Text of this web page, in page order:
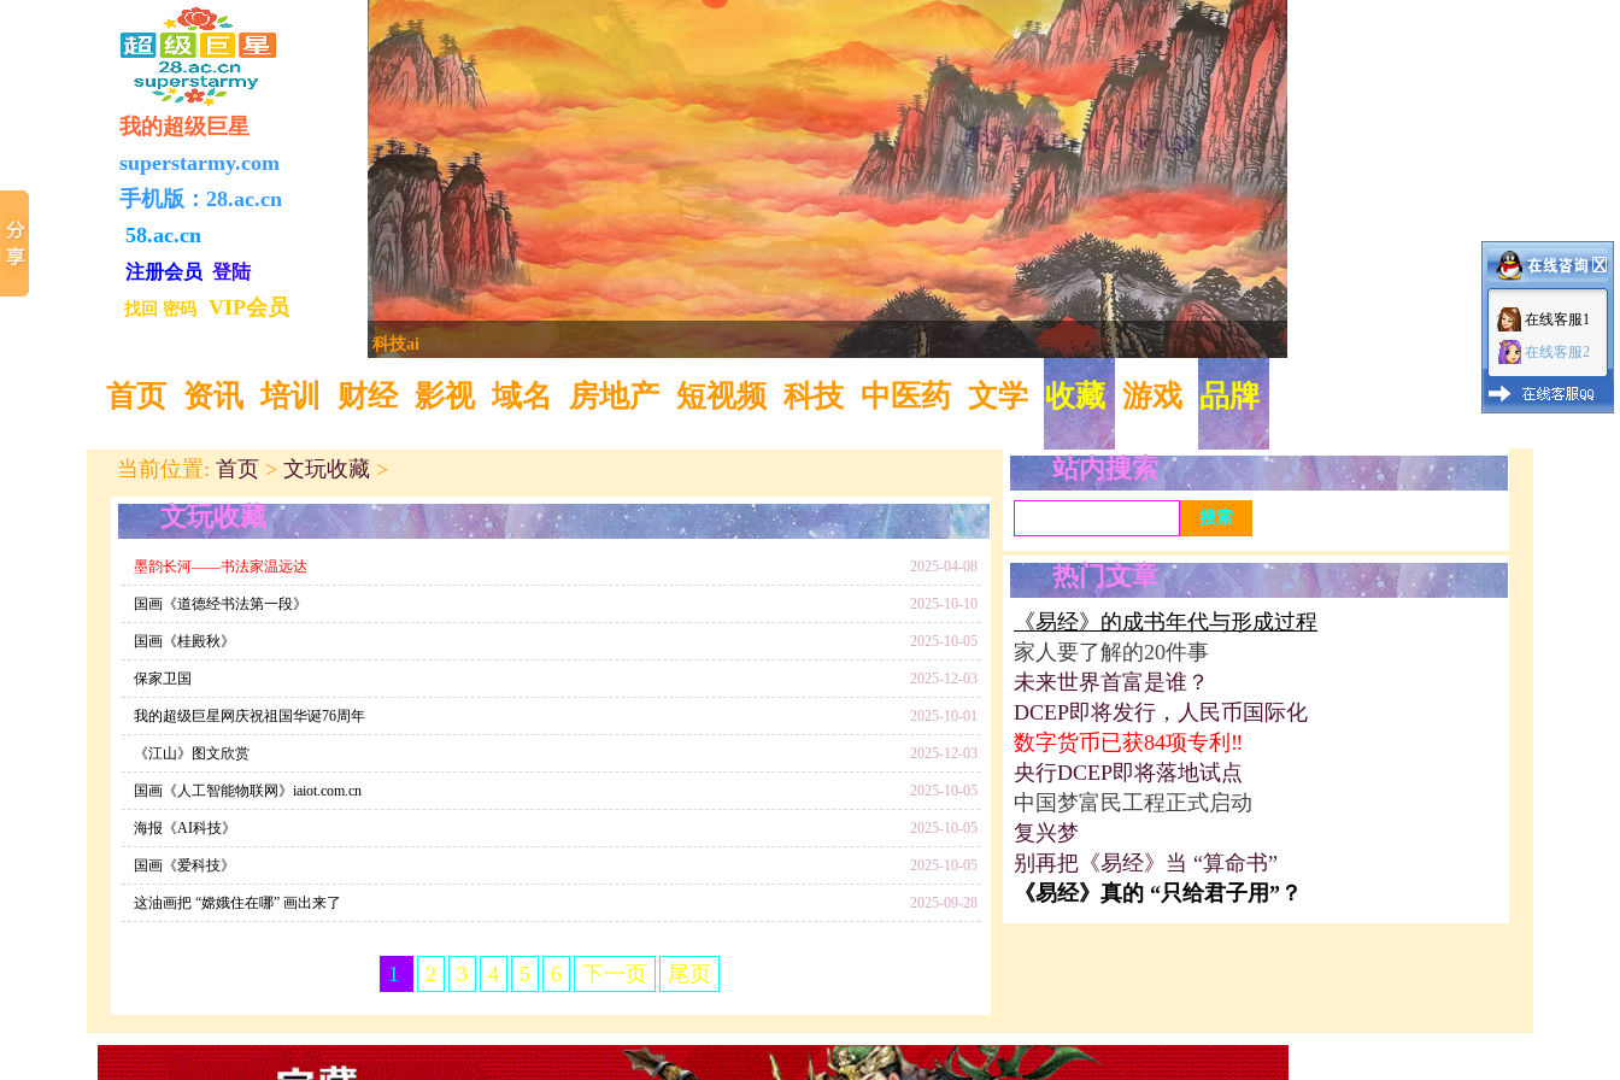
首页 资讯 培训 财经 影视 域名 房地产 短视频 科技 中医药 文学 收藏 游戏 品牌
科技ai 1 2 3
我的超级巨星
superstarmy.com
手机版： 28.ac.cn
58.ac.cn
注册会员 登陆
找回 密码 VIP会员
站内搜索
热门文章
《易经》的成书年代与形成过程
家人要了解的20件事
未来世界首富是谁？
DCEP即将发行，人民币国际化
数字货币已获84项专利‼️
央行DCEP即将落地试点
中国梦富民工程正式启动
复兴梦
别再把《易经》当 “算命书”
《易经》真的 “只给君子用”？
当前位置: 首页 > 文玩收藏 >
文玩收藏
2025-04-08
墨韵长河——书法家温远达
2025-10-10
国画《道德经书法第一段》
2025-10-05
国画《桂殿秋》
2025-12-03
保家卫国
2025-10-01
我的超级巨星网庆祝祖国华诞76周年
2025-12-03
《江山》图文欣赏
2025-10-05
国画《人工智能物联网》iaiot.com.cn
2025-10-05
海报《AI科技》
2025-10-05
国画《爱科技》
2025-09-28
这油画把 “嫦娥住在哪” 画出来了
1 2 3 4 5 6 下一页 尾页
在线客服1
在线客服2